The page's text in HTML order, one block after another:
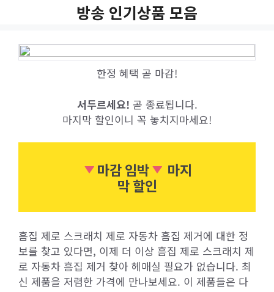
방송 인기상품 모음
한정 혜택 곧 마감!
서두르세요! 곧 종료됩니다.
마지막 할인이니 꼭 놓치지마세요!
마감 임박
마지
막 할인
흠집 제로 스크래치 제로 자동차 흠집 제거에 대한 정
보를 찾고 있다면, 이제 더 이상 흠집 제로 스크래치 제
로 자동차 흠집 제거 찾아 헤매실 필요가 없습니다. 최
신 제품을 저렴한 가격에 만나보세요. 이 제품들은 다